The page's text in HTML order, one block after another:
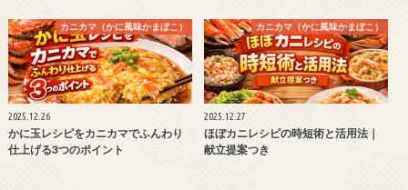
カニカマ（かに風味かまぼこ）
2025.12.26
かに玉レシピをカニカマでふんわり
仕上げる3つのポイント
カニカマ（かに風味かまぼこ）
2025.12.27
ほぼカニレシピの時短術と活用法｜
献立提案つき